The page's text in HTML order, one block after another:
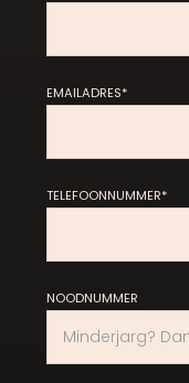
EMAILADRES*
TELEFOONNUMMER*
NOODNUMMER